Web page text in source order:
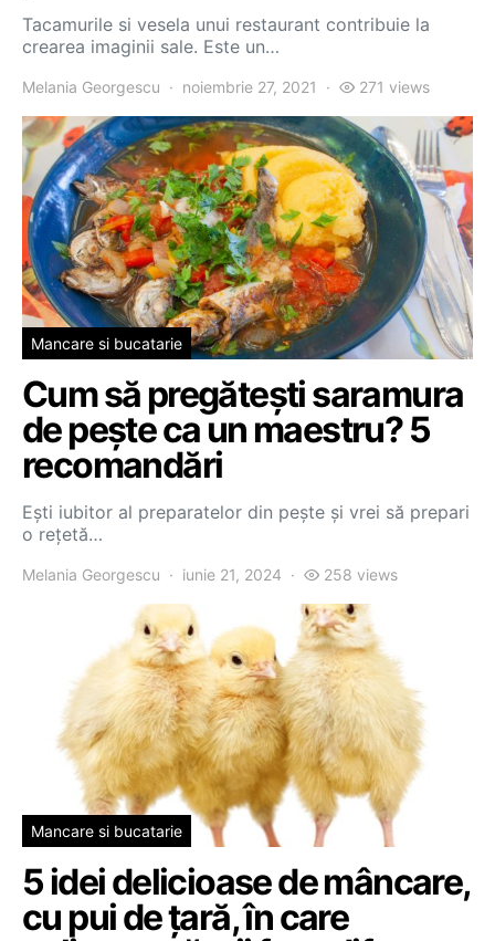
Tacamurile si vesela unui restaurant contribuie la
crearea imaginii sale. Este un…
Melania Georgescu noiembrie 27, 2021 271 views
Mancare si bucatarie
Cum să pregătești saramura
de pește ca un maestru? 5
recomandări
Ești iubitor al preparatelor din pește și vrei să prepari
o rețetă…
Melania Georgescu iunie 21, 2024 258 views
Mancare si bucatarie
5 idei delicioase de mâncare,
cu pui de țară, în care